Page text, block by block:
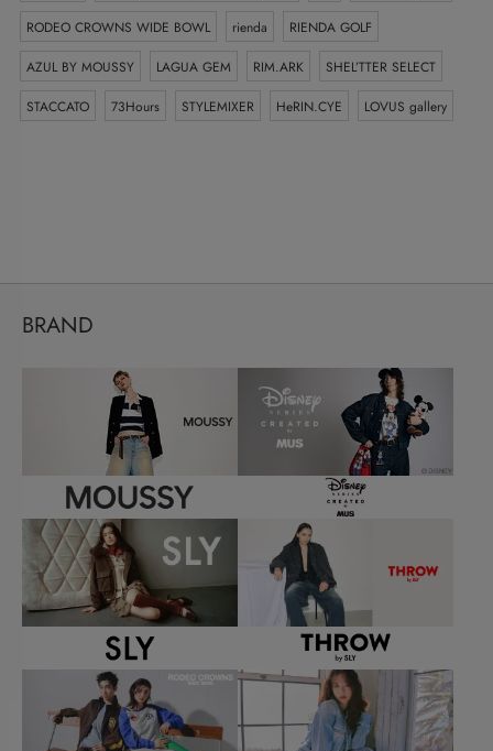
RODEO CROWNS WIDE BOWL
rienda
RIENDA GOLF
AZUL BY MOUSSY
LAGUA GEM RIM.ARK
SHEL’TTER SELECT
STACCATO
73Hours STYLEMIXER HeRIN.CYE LOVUS gallery
BRAND